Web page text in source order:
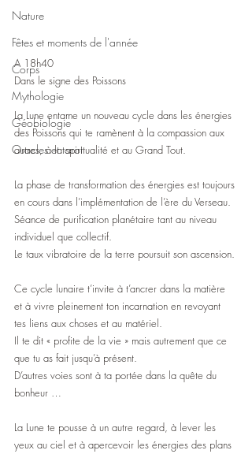
Nature
Fêtes et moments de l'année
Corps
Mythologie
Géobiologie
Oracles et tarot
A 18h40
Dans le signe des Poissons
La Lune entame un nouveau cycle dans les énergies
des Poissons qui te ramènent à la compassion aux
autres, à la spiritualité et au Grand Tout.
La phase de transformation des énergies est toujours
en cours dans l’implémentation de l’ère du Verseau.
Séance de purification planétaire tant au niveau
individuel que collectif.
Le taux vibratoire de la terre poursuit son ascension.
Ce cycle lunaire t’invite à t’ancrer dans la matière
et à vivre pleinement ton incarnation en revoyant
tes liens aux choses et au matériel.
Il te dit « profite de la vie » mais autrement que ce
que tu as fait jusqu’à présent.
D’autres voies sont à ta portée dans la quête du
bonheur …
La Lune te pousse à un autre regard, à lever les
yeux au ciel et à apercevoir les énergies des plans